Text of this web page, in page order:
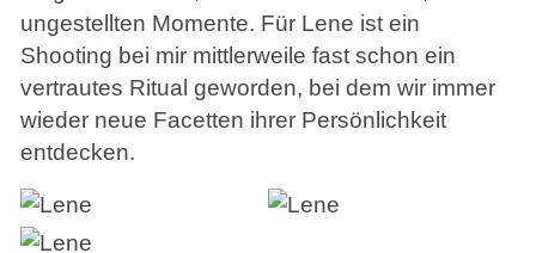
ungestellten Momente. Für Lene ist ein
Shooting bei mir mittlerweile fast schon ein
vertrautes Ritual geworden, bei dem wir immer
wieder neue Facetten ihrer Persönlichkeit
entdecken.